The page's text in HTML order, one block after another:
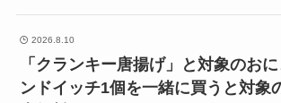
2026.8.10
「クランキー唐揚げ」と対象のお
ンドイッチ1個を一緒に買うと対象